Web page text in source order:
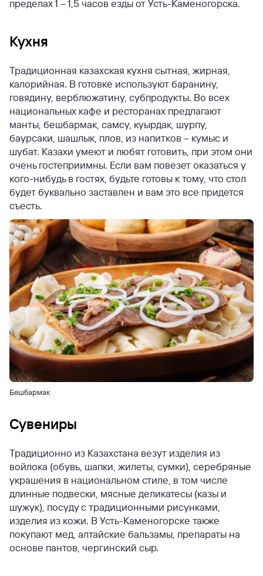
пределах 1 – 1,5 часов езды от Усть-Каменогорска.
Кухня
Традиционная казахская кухня сытная, жирная,
калорийная. В готовке используют баранину,
говядину, верблюжатину, субпродукты. Во всех
национальных кафе и ресторанах предлагают
манты, бешбармак, самсу, куырдак, шурпу,
баурсаки, шашлык, плов, из напитков – кумыс и
шубат. Казахи умеют и любят готовить, при этом они
очень гостеприимны. Если вам повезет оказаться у
кого-нибудь в гостях, будьте готовы к тому, что стол
будет буквально заставлен и вам это все придется
съесть.
Бешбармак
Сувениры
Традиционно из Казахстана везут изделия из
войлока (обувь, шапки, жилеты, сумки), серебряные
украшения в национальном стиле, в том числе
длинные подвески, мясные деликатесы (казы и
шужук), посуду с традиционными рисунками,
изделия из кожи. В Усть-Каменогорске также
покупают мед, алтайские бальзамы, препараты на
основе пантов, чергинский сыр.